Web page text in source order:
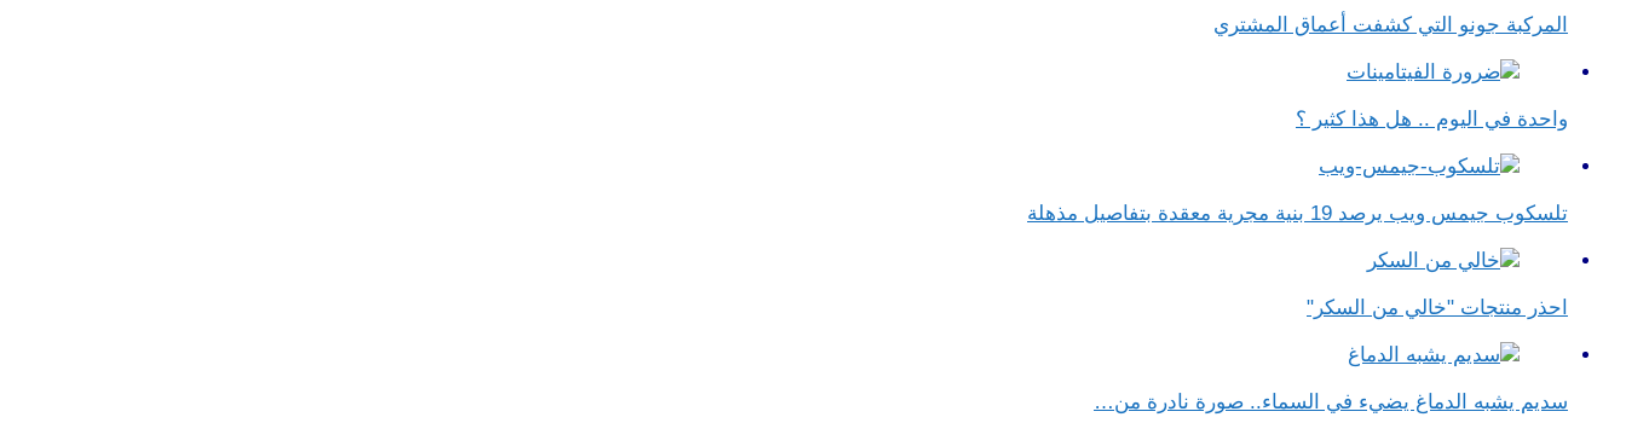
المركبة جونو التي كشفت أعماق المشتري
واحدة في اليوم .. هل هذا كثير ؟
تلسكوب جيمس ويب يرصد 19 بنية مجرية معقدة بتفاصيل مذهلة
احذر منتجات "خالي من السكر"
سديم يشبه الدماغ يضيء في السماء.. صورة نادرة من…